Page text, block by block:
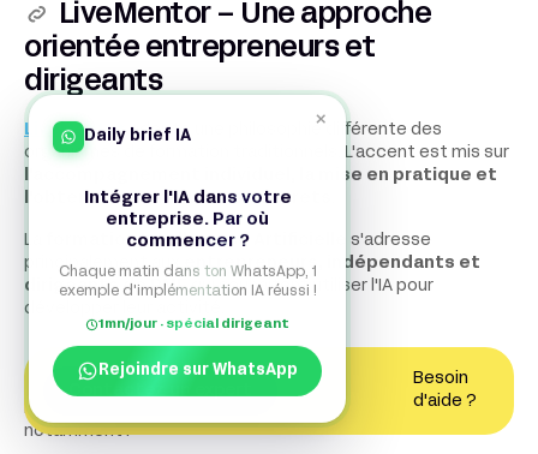
LiveMentor – Une approche
orientée entrepreneurs et
dirigeants
LiveMentor adopte une philosophie différente des
organismes de formation traditionnels. L'accent est mis sur
l'accompagnement individuel, la mise en pratique et
l'obtention de résultats concrets
formation Intelligence Artificielle
s'adresse
principalement aux
entrepreneurs, indépendants et
dirigeants de PMEqui souhaitent utiliser l'IA pour
développer leur activité.
Ce que contient la formation
Pendant plusieurs mois, les participants découvrent
notamment :
Besoin
d'aide ?
Contactez un expert
×
Daily brief IA
Intégrer l'IA dans votre
entreprise. Par où
commencer ?
Chaque matin dans ton WhatsApp, 1
exemple d'implémentation IA réussi !
1mn/jour · spécial dirigeant
Rejoindre sur WhatsApp